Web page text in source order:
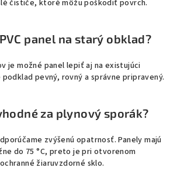
čističe, ktoré môžu poškodiť povrch.
panel na starý obklad?
je možné panel lepiť aj na existujúci
pevný, rovný a správne pripravený.
za plynový sporák?
zvýšenú opatrnosť. Panely majú
do 75 °C, preto je pri otvorenom
žiaruvzdorné sklo.